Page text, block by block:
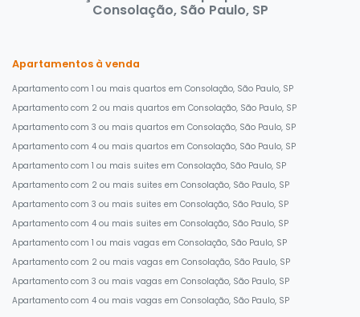
Consolação, São Paulo, SP
Apartamentos à venda
Apartamento com 1 ou mais quartos em Consolação, São Paulo, SP
Apartamento com 2 ou mais quartos em Consolação, São Paulo, SP
Apartamento com 3 ou mais quartos em Consolação, São Paulo, SP
Apartamento com 4 ou mais quartos em Consolação, São Paulo, SP
Apartamento com 1 ou mais suites em Consolação, São Paulo, SP
Apartamento com 2 ou mais suites em Consolação, São Paulo, SP
Apartamento com 3 ou mais suites em Consolação, São Paulo, SP
Apartamento com 4 ou mais suites em Consolação, São Paulo, SP
Apartamento com 1 ou mais vagas em Consolação, São Paulo, SP
Apartamento com 2 ou mais vagas em Consolação, São Paulo, SP
Apartamento com 3 ou mais vagas em Consolação, São Paulo, SP
Apartamento com 4 ou mais vagas em Consolação, São Paulo, SP